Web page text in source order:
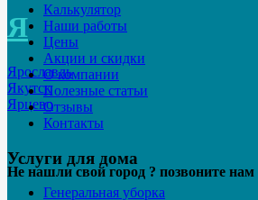
Я
Ярославль
Якутск
Ярцево
Не нашли свой город ? позвоните нам
Калькулятор
Наши работы
Цены
Акции и скидки
О компании
Полезные статьи
Отзывы
Контакты
Услуги для дома
Генеральная уборка